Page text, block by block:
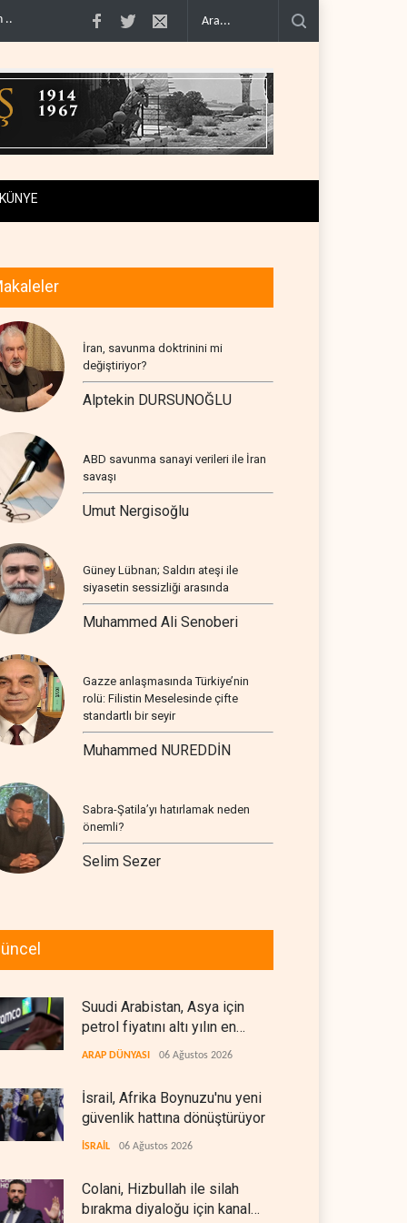
BM yetkilisinden İsrail'e gizli belge akışı.. Colani, Hizbullah ile
KÜNYE
İran, savunma doktrinini mi
değiştiriyor?
Alptekin DURSUNOĞLU
ABD savunma sanayi verileri ile İran
savaşı
Umut Nergisoğlu
Güney Lübnan; Saldırı ateşi ile
siyasetin sessizliği arasında
Muhammed Ali Senoberi
Gazze anlaşmasında Türkiye’nin
rolü: Filistin Meselesinde çifte
standartlı bir seyir
Muhammed NUREDDİN
Sabra-Şatila’yı hatırlamak neden
önemli?
Selim Sezer
Suudi Arabistan, Asya için
petrol fiyatını altı yılın en
düşüğüne indirdi
ARAP DÜNYASI 06 Ağustos 2026
İsrail, Afrika Boynuzu'nu yeni
güvenlik hattına dönüştürüyor
İSRAİL 06 Ağustos 2026
Colani, Hizbullah ile silah
bırakma diyaloğu için kanal